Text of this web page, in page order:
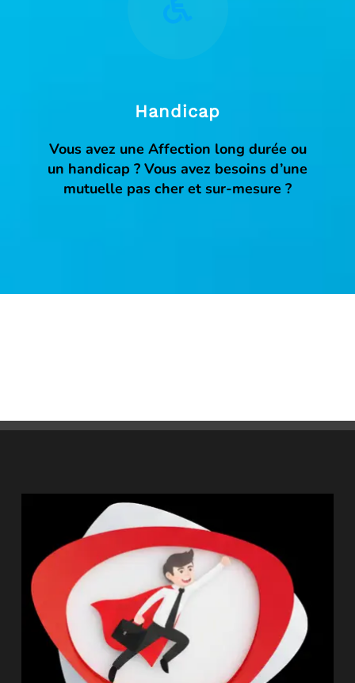
Handicap
Vous avez une Affection long durée ou
un handicap ? Vous avez besoins d’une
mutuelle pas cher et sur-mesure ?